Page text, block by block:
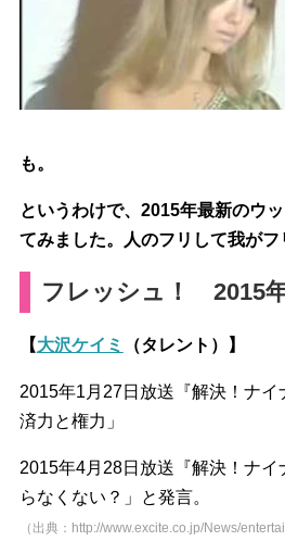
も。
というわけで、2015年最新のウ
てみました。人のフリして我が
フレッシュ！ 2015
【大沢ケイミ （タレント）】
2015年1月27日放送『解決！ナ
済力と権力」
2015年4月28日放送『解決！ナ
らなくない？」と発言。
（出典：http://www.excite.co.jp/News/